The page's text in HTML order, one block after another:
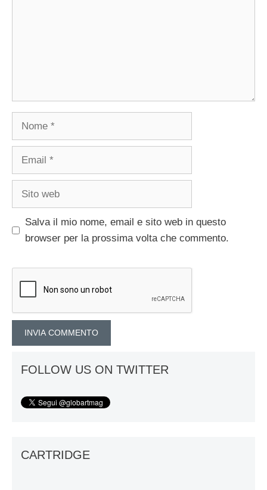
Nome
Email
Sito
Salva il mio nome, email e sito web in questo
browser per la prossima volta che commento.
FOLLOW US ON TWITTER
CARTRIDGE